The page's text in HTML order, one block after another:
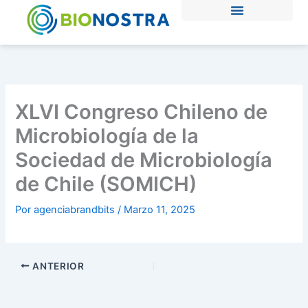
XLVI Congreso Chileno de
Microbiología de la
Sociedad de Microbiología
de Chile (SOMICH)
Poragenciabrandbits/ Marzo 11, 2025
ANTERIOR